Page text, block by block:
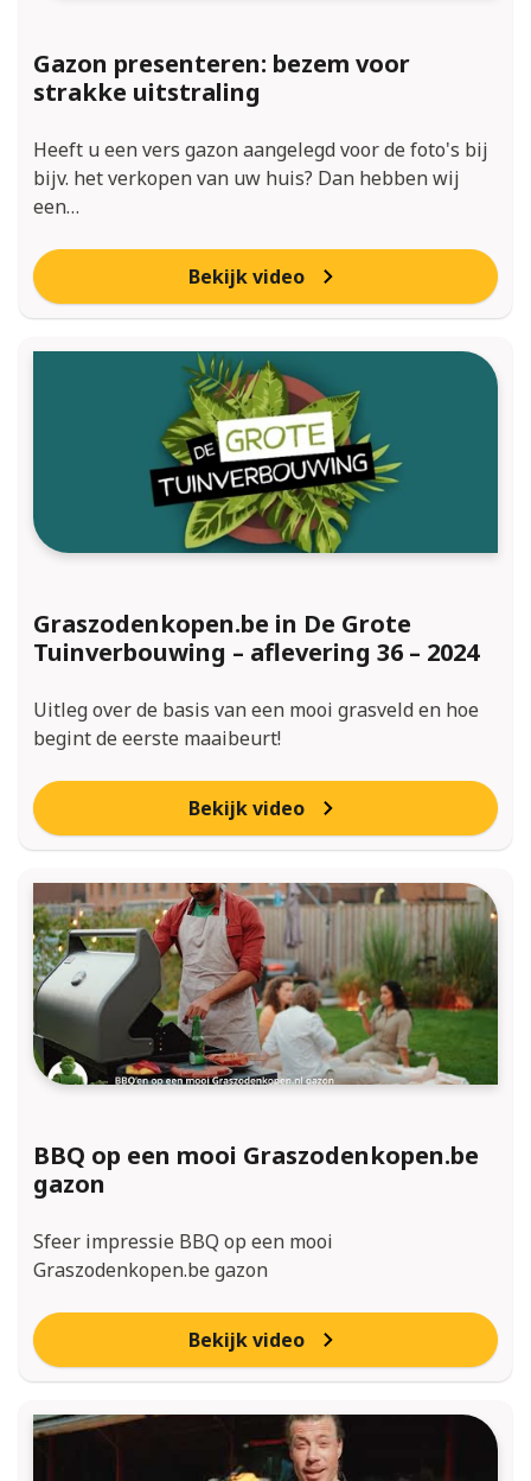
Gazon presenteren: bezem voor
strakke uitstraling
Heeft u een vers gazon aangelegd voor de foto's bij
bijv. het verkopen van uw huis? Dan hebben wij
een…
Bekijk video
Graszodenkopen.be in De Grote
Tuinverbouwing – aflevering 36 – 2024
Uitleg over de basis van een mooi grasveld en hoe
begint de eerste maaibeurt!
Bekijk video
BBQ op een mooi Graszodenkopen.be
gazon
Sfeer impressie BBQ op een mooi
Graszodenkopen.be gazon
Bekijk video